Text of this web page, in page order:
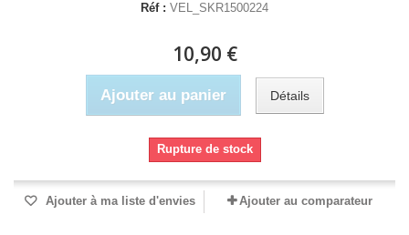
Réf : VEL_SKR1500224
10,90 €
Ajouter au panier Détails
Rupture de stock
Ajouter à ma liste d'envies Ajouter au comparateur